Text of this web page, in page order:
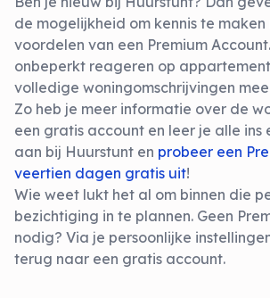
de mogelijkheid om kennis te maken
voordelen van een Premium
onbeperkt reageren op
volledige woningomschrijvingen
Zo heb je meer informatie over de
een gratis account en leer je alle ins
aan bij Huurstunt en probeer een
veertien dagen gratis uit!
Wie weet lukt het al om binnen die
bezichtiging in te plannen. Geen
nodig? Via je persoonlijke
terug naar een gratis account.